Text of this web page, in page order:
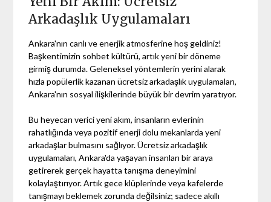
Arkadaşlık Uygulamaları
Ankara'nın canlı ve enerjik atmosferine hoş geldiniz!
Başkentimizin sohbet kültürü, artık yeni bir döneme
girmiş durumda. Geleneksel yöntemlerin yerini alarak
hızla popülerlik kazanan ücretsiz arkadaşlık uygulamaları,
Ankara'nın sosyal ilişkilerinde büyük bir devrim yaratıyor.
Bu heyecan verici yeni akım, insanların evlerinin
rahatlığında veya pozitif enerji dolu mekanlarda yeni
arkadaşlar bulmasını sağlıyor. Ücretsiz arkadaşlık
uygulamaları, Ankara'da yaşayan insanları bir araya
getirerek gerçek hayatta tanışma deneyimini
kolaylaştırıyor. Artık gece klüplerinde veya kafelerde
tanışmayı beklemek zorunda değilsiniz; sadece akıllı